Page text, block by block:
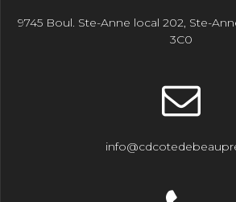
9745 Boul. Ste-Anne local 202, Ste-
3C0